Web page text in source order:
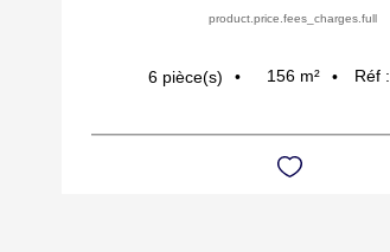
product.price.fees_charges.full
6 pièce(s) 156 m² Réf :